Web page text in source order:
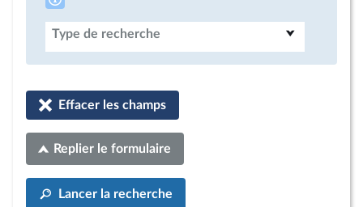
Type de recherche
Effacer les champs
Replier le formulaire
Lancer la recherche